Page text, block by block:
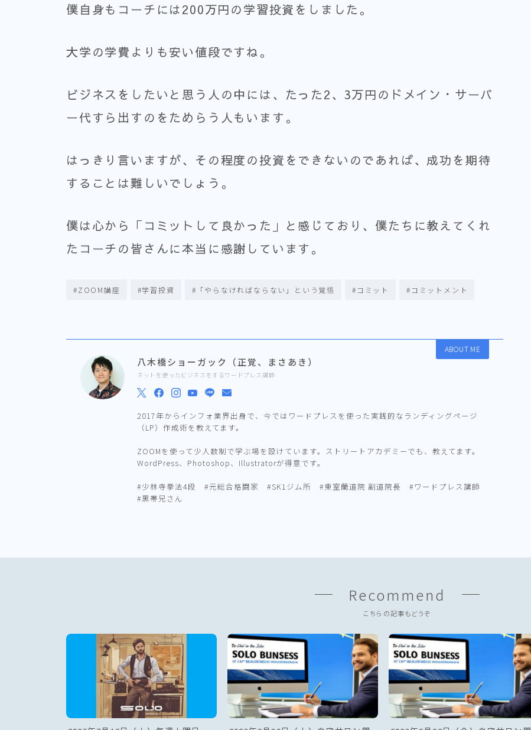
僕自身もコーチには200万円の学習投資をしました。
大学の学費よりも安い値段ですね。
ビジネスをしたいと思う人の中には、たった2、3万円のドメイン・サーバ
ー代すら出すのをためらう人もいます。
はっきり言いますが、その程度の投資をできないのであれば、成功を期待
することは難しいでしょう。
僕は心から「コミットして良かった」と感じており、僕たちに教えてくれ
たコーチの皆さんに本当に感謝しています。
#ZOOM講座 #学習投資 #「やらなければならない」という覚悟 #コミット #コミットメント
ABOUT ME
八木橋ショーガック（正覚、まさあき）
ネットを使ったビジネスをするワードプレス講師
2017年からインフォ業界出身で、今ではワードプレスを使った実践的なランディングページ
（LP）作成術を教えてます。
ZOOMを使って少人数制で学ぶ場を設けています。ストリートアカデミーでも、教えてます。
WordPress、Photoshop、Illustratorが得意です。
#少林寺拳法4段 #元総合格闘家 #SK1ジム所 #東室蘭道院 副道院長 #ワードプレス講師
#黒帯兄さん
Recommend
こちらの記事もどうぞ